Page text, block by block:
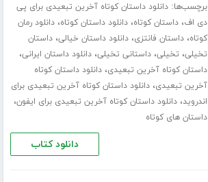
برچسب‌ها:دانلود داستان کوتاه آخرین تبعیدی برای پی
دی اف،داستان کوتاه،دانلود داستان کوتاه،دانلود رمان
کوتاه،داستان فانتزی،دانلود داستان خیالی،داستان
تخیلی، تخیلی،داستانی تخیلی،دانلود داستان ایرانی،
داستان کوتاه آخرین تبعیدی،دانلود داستان کوتاه
آخرین تبعیدی،دانلود داستان کوتاه آخرین تبعیدی برای
اندروید،دانلود داستان کوتاه آخرین تبعیدی برای ایفون،
داستان های کوتاه
دانلود کتاب